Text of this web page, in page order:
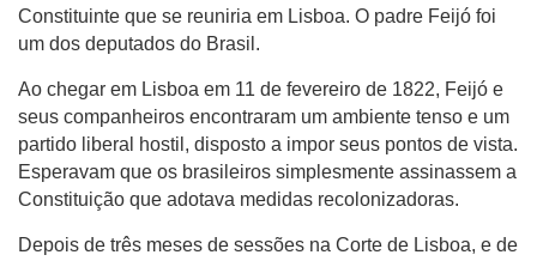
Constituinte que se reuniria em Lisboa. O padre Feijó foi
um dos deputados do Brasil.
Ao chegar em Lisboa em 11 de fevereiro de 1822, Feijó e
seus companheiros encontraram um ambiente tenso e um
partido liberal hostil, disposto a impor seus pontos de vista.
Esperavam que os brasileiros simplesmente assinassem a
Constituição que adotava medidas recolonizadoras.
Depois de três meses de sessões na Corte de Lisboa, e de